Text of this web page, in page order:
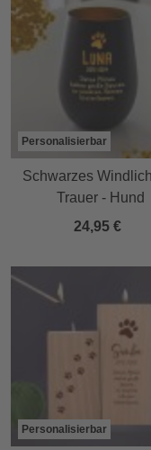
Personalisierbar
Schwarzes
Trauer - Hund
24,95 €
Personalisierbar